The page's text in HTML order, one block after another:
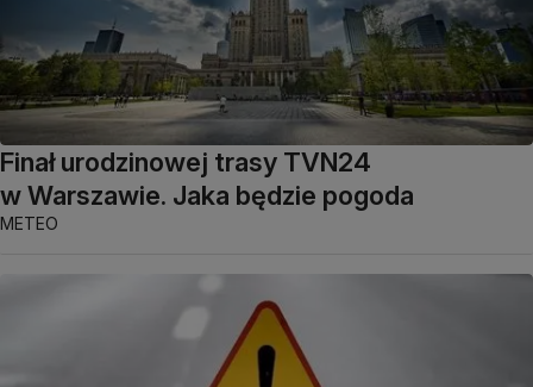
Finał urodzinowej trasy TVN24
w Warszawie. Jaka będzie pogoda
METEO